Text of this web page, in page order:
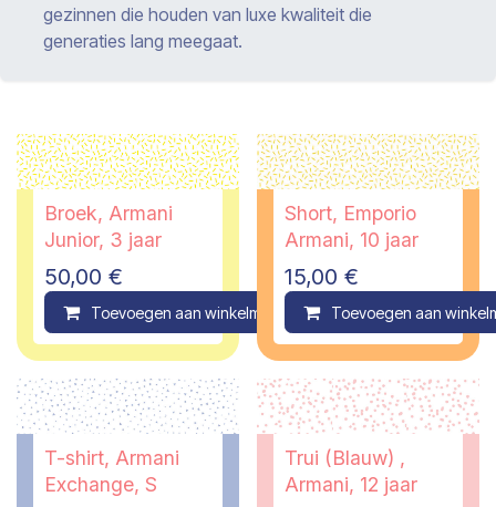
gezinnen die houden van luxe kwaliteit die
generaties lang meegaat.
Broek, Armani
Junior, 3 jaar
50,00 €
Toevoegen aan winkelmandje Compare
Short, Emporio
Armani, 10 jaar
15,00 €
Toevoegen aan
T-shirt, Armani
Exchange, S
Trui (Blauw) ,
Armani, 12 jaar